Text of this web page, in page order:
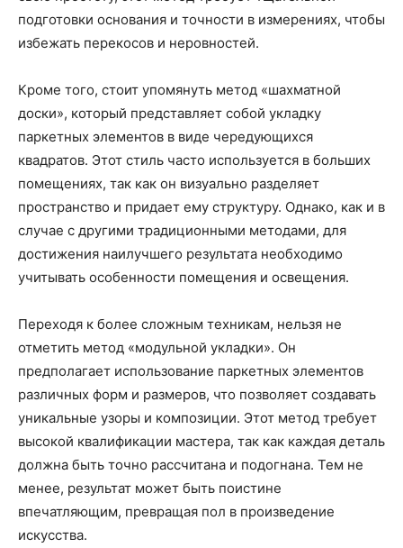
подготовки основания и точности в измерениях, чтобы
избежать перекосов и неровностей.
Кроме того, стоит упомянуть метод «шахматной
доски», который представляет собой укладку
паркетных элементов в виде чередующихся
квадратов. Этот стиль часто используется в больших
помещениях, так как он визуально разделяет
пространство и придает ему структуру. Однако, как и в
случае с другими традиционными методами, для
достижения наилучшего результата необходимо
учитывать особенности помещения и освещения.
Переходя к более сложным техникам, нельзя не
отметить метод «модульной укладки». Он
предполагает использование паркетных элементов
различных форм и размеров, что позволяет создавать
уникальные узоры и композиции. Этот метод требует
высокой квалификации мастера, так как каждая деталь
должна быть точно рассчитана и подогнана. Тем не
менее, результат может быть поистине
впечатляющим, превращая пол в произведение
искусства.